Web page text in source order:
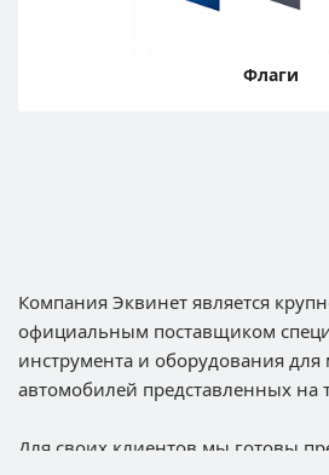
Флаги
Компания Эквинет является
официальным поставщиком
инструмента и оборудования
автомобилей представленных на
Для своих клиентов мы готовы